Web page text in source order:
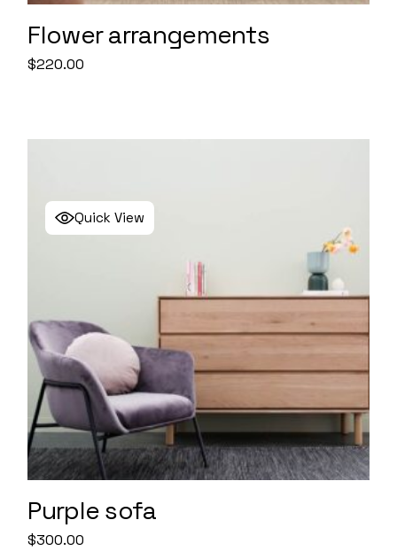
Flower arrangements
$220.00
Quick View
Purple sofa
$300.00